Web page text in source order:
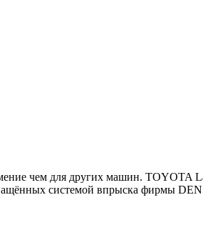
чем для других машин. TOYOTA
системой впрыска фирмы